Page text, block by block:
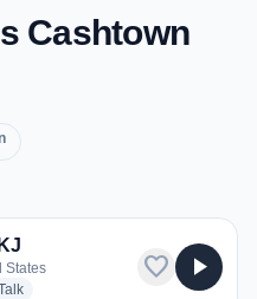
Cashtown
States
stations
radio stations
favorite play_arrow